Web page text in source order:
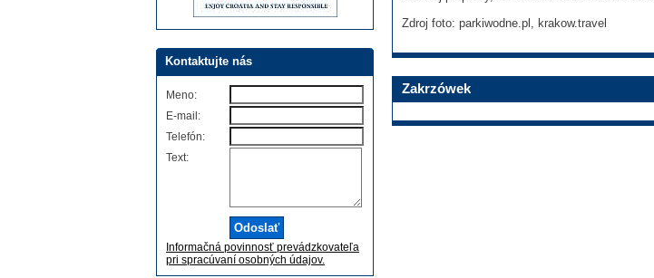
Zdroj foto: parkiwodne.pl, krakow.travel
Zakrzówek
Kontaktujte nás
Meno:
E-mail:
Telefón:
Text:
Informačná povinnosť prevádzkovateľa
pri spracúvaní osobných údajov.